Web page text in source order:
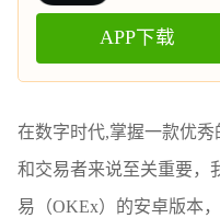
APP下载
在数字时代,掌握一款优秀
和交易者来说至关重要，
易（OKEx）的安卓版本